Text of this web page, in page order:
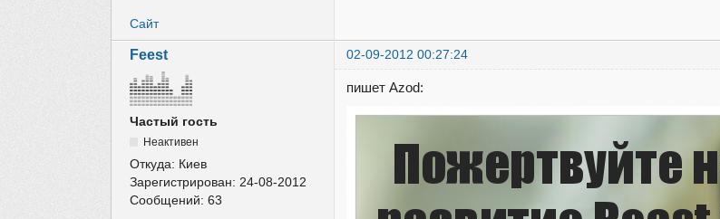
Сайт
Feest 02-09-2012 00:27:24
Частый гость
Неактивен
Откуда: Киев
Зарегистрирован: 24-08-2012
Сообщений:63
пишет Azod: